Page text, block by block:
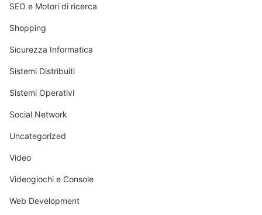
SEO e Motori di ricerca
Shopping
Sicurezza Informatica
Sistemi Distribuiti
Sistemi Operativi
Social Network
Uncategorized
Video
Videogiochi e Console
Web Development